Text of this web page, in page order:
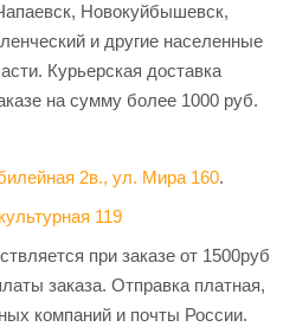
Новокуйбышевск,
и другие населенные
Курьерская доставка
на сумму более 1000 руб.
2в., ул. Мира 160.
119
при заказе от 1500руб
заказа. Отправка платная,
компаний и почты России.